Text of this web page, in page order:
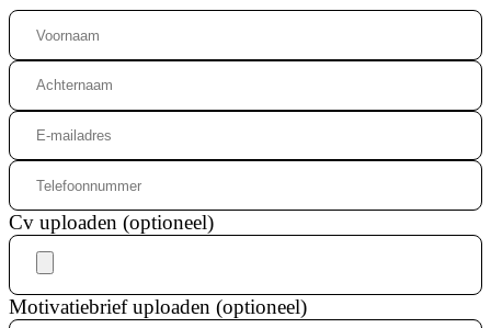
Cv uploaden (optioneel)
Motivatiebrief uploaden (optioneel)